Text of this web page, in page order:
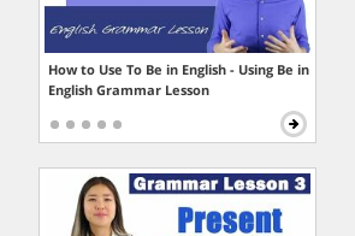
How to Use To Be in English - Using Be in
English Grammar Lesson